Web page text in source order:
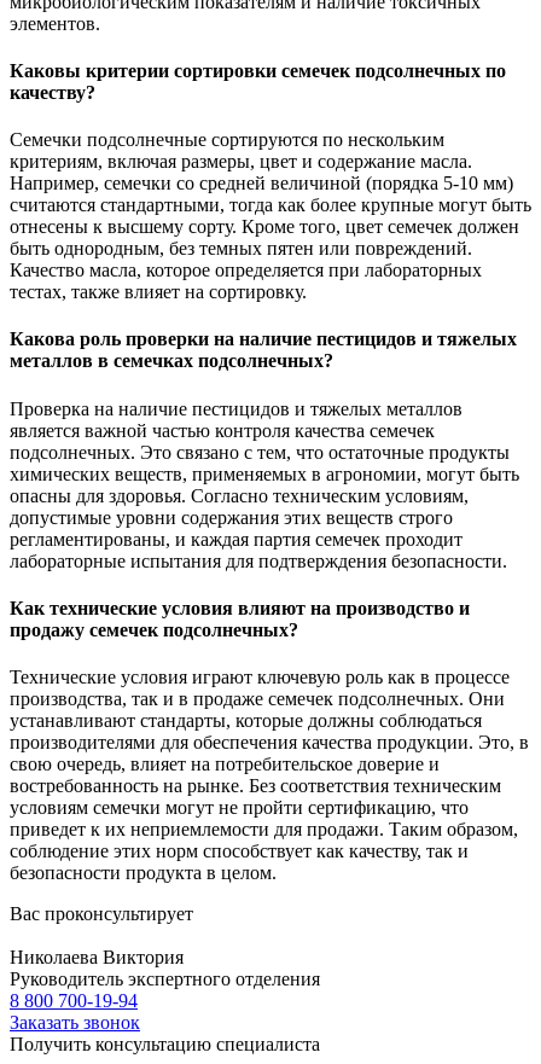
элементов.
Каковы критерии сортировки семечек подсолнечных по
качеству?
Семечки подсолнечные сортируются по нескольким
критериям, включая размеры, цвет и содержание масла.
Например, семечки со средней величиной (порядка 5-10 мм)
считаются стандартными, тогда как более крупные могут быть
отнесены к высшему сорту. Кроме того, цвет семечек должен
быть однородным, без темных пятен или повреждений.
Качество масла, которое определяется при лабораторных
тестах, также влияет на сортировку.
Какова роль проверки на наличие пестицидов и тяжелых
металлов в семечках подсолнечных?
Проверка на наличие пестицидов и тяжелых металлов
является важной частью контроля качества семечек
подсолнечных. Это связано с тем, что остаточные продукты
химических веществ, применяемых в агрономии, могут быть
опасны для здоровья. Согласно техническим условиям,
допустимые уровни содержания этих веществ строго
регламентированы, и каждая партия семечек проходит
лабораторные испытания для подтверждения безопасности.
Как технические условия влияют на производство и
продажу семечек подсолнечных?
Технические условия играют ключевую роль как в процессе
производства, так и в продаже семечек подсолнечных. Они
устанавливают стандарты, которые должны соблюдаться
производителями для обеспечения качества продукции. Это, в
свою очередь, влияет на потребительское доверие и
востребованность на рынке. Без соответствия техническим
условиям семечки могут не пройти сертификацию, что
приведет к их неприемлемости для продажи. Таким образом,
соблюдение этих норм способствует как качеству, так и
безопасности продукта в целом.
Вас проконсультирует
Николаева Виктория
Руководитель экспертного отделения
8 800 700-19-94
Заказать звонок
Получить консультацию специалиста